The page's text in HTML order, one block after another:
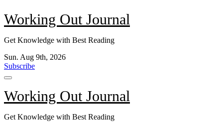
Skip
to
Working Out Journal
Get Knowledge with Best Reading
Sun. Aug 9th, 2026
Subscribe
Working Out Journal
Get Knowledge with Best Reading